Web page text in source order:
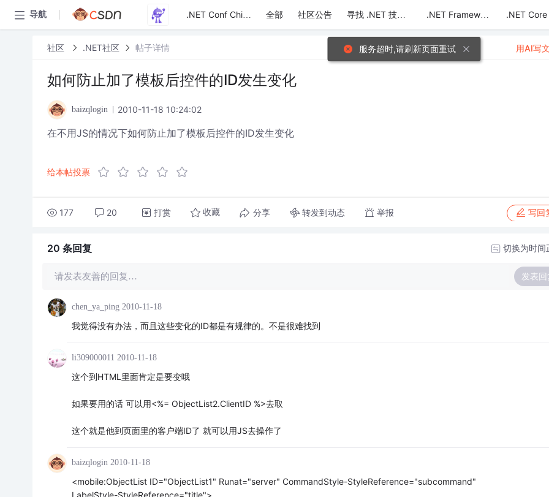
导航 .NET Conf China 全部 社区公告 寻找 .NET 技术达人 .NET Framework .NET Core
社区 .NET社区 帖子详情
如何防止加了模板后控件的ID发生变化
baizqlogin 2010-11-18 10:24:02
在不用JS的情况下如何防止加了模板后控件的ID发生变化
给本帖投票
177 20 打赏 收藏 分享 转发到动态 举报 写回
用AI写
20 条回复 切换为时间
请发表友善的回复… 发表回
chen_ya_ping 2010-11-18
我觉得没有办法，而且这些变化的ID都是有规律的。不是很难找到
li309000011 2010-11-18
这个到HTML里面肯定是要变哦
如果要用的话 可以用<%= ObjectList2.ClientID %>去取
这个就是他到页面里的客户端ID了 就可以用JS去操作了
baizqlogin 2010-11-18
<mobile:ObjectList ID="ObjectList1" Runat="server" CommandStyle-StyleReference="subcommand"
LabelStyle-StyleReference="title">
服务超时,请刷新页面重试